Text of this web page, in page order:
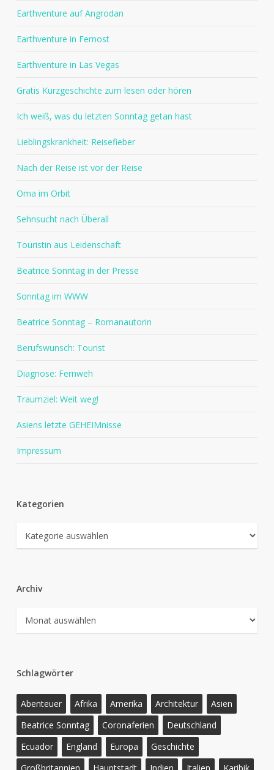
Earthventure auf Angrodan
Earthventure in Fernost
Earthventure in Las Vegas
Gratis Kurzgeschichte zum lesen oder hören
Ich weiß, was du letzten Sonntag getan hast
Lieblingskrankheit: Reisefieber
Nach der Reise ist vor der Reise
Oma im Orbit
Sehnsucht nach Überall
Touristin aus Leidenschaft
Beatrice Sonntag in der Presse
Sonntag im WWW
Beatrice Sonntag – Romanautorin
Berufswunsch: Tourist
Diagnose: Fernweh
Traumziel: Weit weg!
Asiens letzte GEHEIMnisse
Impressum
Kategorien
Kategorien
Archiv
Archiv
Schlagwörter
Abenteuer Afrika Amerika Architektur
Asien
Beatrice Sonntag
Coronaferien
Deutschland
Ecuador
England Europa
Geschichte